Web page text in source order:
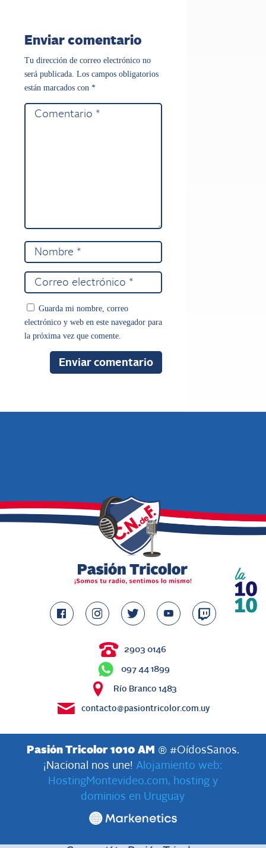
Enviar comentario
Tu dirección de correo electrónico no
será publicada. Los campos obligatorios
están marcados con *
Guarda mi nombre, correo
electrónico y web en este navegador para
la próxima vez que comente.
2903 0146
097 44 1899
Río Branco 1483
contacto@pasiontricolor.com.uy
Pasión Tricolor 1010 AM
® #OídosSanos.
¡Nacional nos une! Alojamiento web:
HostingMontevideo.com, hosting y
dominios en Uruguay